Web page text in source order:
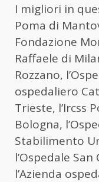
I migliori in
Poma di
Fondazione
Raffaele di
Rozzano,
ospedaliero
Trieste, l’Ircss
Bologna,
Stabilimento
l’Ospedale
l’Azienda